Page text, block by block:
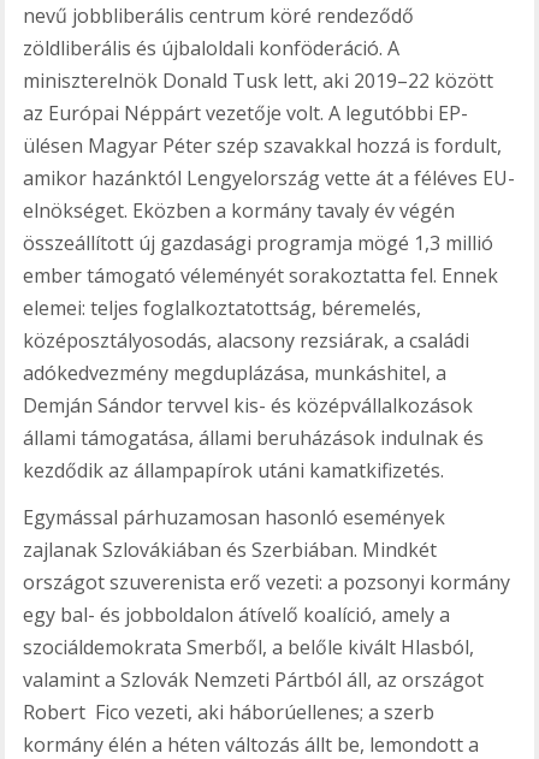
nevű jobbliberális centrum köré rendeződő
zöldliberális és újbaloldali konföderáció. A
miniszterelnök Donald Tusk lett, aki 2019–22 között
az Európai Néppárt vezetője volt. A legutóbbi EP-
ülésen Magyar Péter szép szavakkal hozzá is fordult,
amikor hazánktól Lengyelország vette át a féléves EU-
elnökséget. Eközben a kormány tavaly év végén
összeállított új gazdasági programja mögé 1,3 millió
ember támogató véleményét sorakoztatta fel. Ennek
elemei: teljes foglalkoztatottság, béremelés,
középosztályosodás, alacsony rezsiárak, a családi
adókedvezmény megduplázása, munkáshitel, a
Demján Sándor tervvel kis- és középvállalkozások
állami támogatása, állami beruházások indulnak és
kezdődik az állampapírok utáni kamatkifizetés.
Egymással párhuzamosan hasonló események
zajlanak Szlovákiában és Szerbiában. Mindkét
országot szuverenista erő vezeti: a pozsonyi kormány
egy bal- és jobboldalon átívelő koalíció, amely a
szociáldemokrata Smerből, a belőle kivált Hlasból,
valamint a Szlovák Nemzeti Pártból áll, az országot
Robert Fico vezeti, aki háborúellenes; a szerb
kormány élén a héten változás állt be, lemondott a